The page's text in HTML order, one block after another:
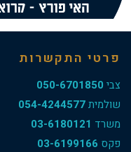
פרטי התקשרות
צבי 050-6701850
שולמית054-4244577
משרד 03-6180121
פקס 03-6199166